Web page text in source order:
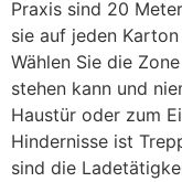
Praxis sind 20
sie auf jeden
Wählen Sie die
stehen kann und
Haustür oder zum
Hindernisse ist
sind die